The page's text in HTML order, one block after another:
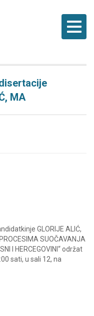
MA
GLORIJE ALIĆ,
SUOČAVANJA
I HERCEGOVINI“ održat
sati, u sali 12, na